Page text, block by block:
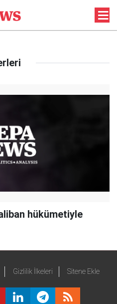
hükümetiyle
Gizlilik İlkeleri Sitene Ekle